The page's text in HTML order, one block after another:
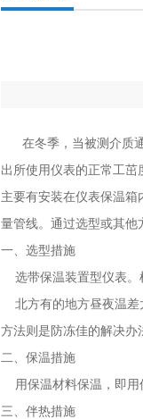
在冬季，当被测介质
出所使用仪表的正常工
主要有安装在仪表保温箱
量管线。通过选型或其他
一、选型措施
选带保温装置型仪表。
北方有的地方昼夜温差
方法则是防冻佳的解决
二、保温措施
用保温材料保温，即用
三、伴热措施